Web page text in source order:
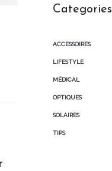
Categories
ACCESSOIRES
LIFESTYLE
MÉDICAL
OPTIQUES
SOLAIRES
TIPS